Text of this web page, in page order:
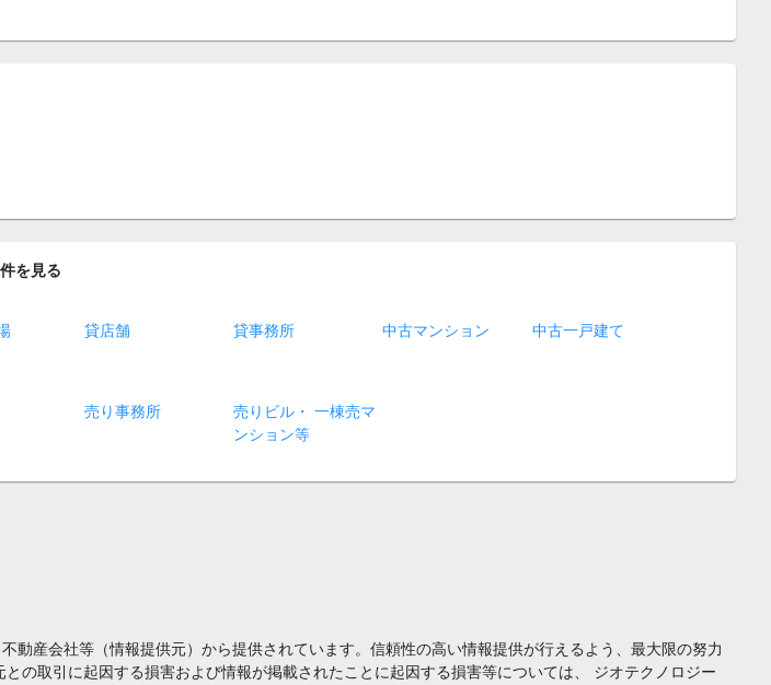
を見る
貸店舗 貸事務所 中古マンション 中古一戸建て
売り事務所
売りビル・ 一棟売マ
ンション等
産会社等（情報提供元）から提供されています。信頼性の高い情報提供が行えるよう、最大限の努力
の取引に起因する損害および情報が掲載されたことに起因する損害等については、 ジオテクノロジー